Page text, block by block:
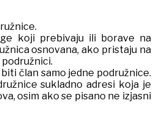
koji prebivaju ili borave na
osnovana, ako pristaju na
član samo jedne podružnice.
sukladno adresi koja je
osim ako se pisano ne izjasni